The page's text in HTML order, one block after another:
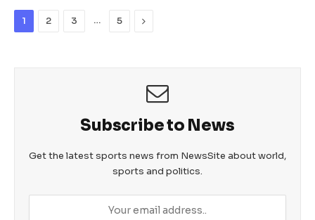
b
1 2 3 … 5 Next
Subscribe to News
Get the latest sports news from NewsSite about world,
sports and politics.